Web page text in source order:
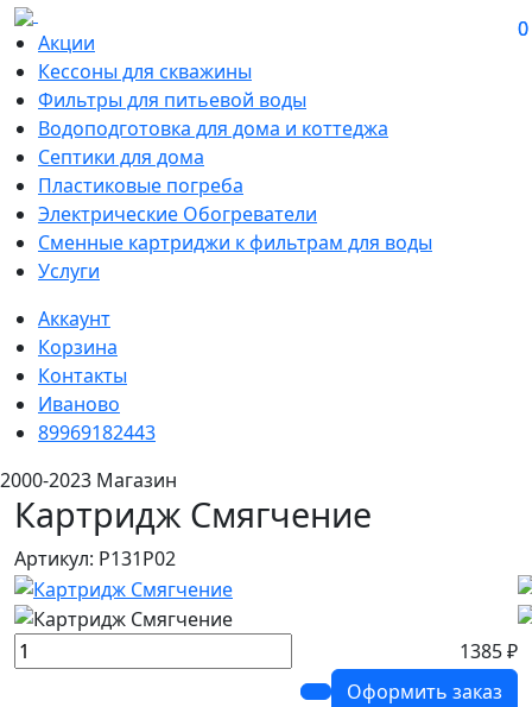
0
0
Акции
Кессоны для скважины
Фильтры для питьевой воды
Водоподготовка для дома и коттеджа
Септики для дома
Пластиковые погреба
Электрические Обогреватели
Сменные картриджи к фильтрам для воды
Услуги
Аккаунт
Корзина
Контакты
Иваново
89969182443
2000-2023 Магазин
Картридж Смягчение
Артикул: Р131Р02
1385 ₽
Оформить заказ